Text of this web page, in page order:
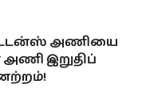
டைடன்ஸ் அணியை
அணி இறுதிப்